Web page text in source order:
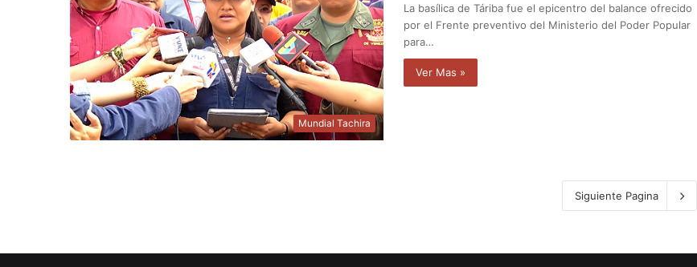
Mundial Tachira
La basílica de Táriba fue el epicentro del balance ofrecido
por el Frente preventivo del Ministerio del Poder Popular
para…
Ver Mas »
Siguiente Pagina